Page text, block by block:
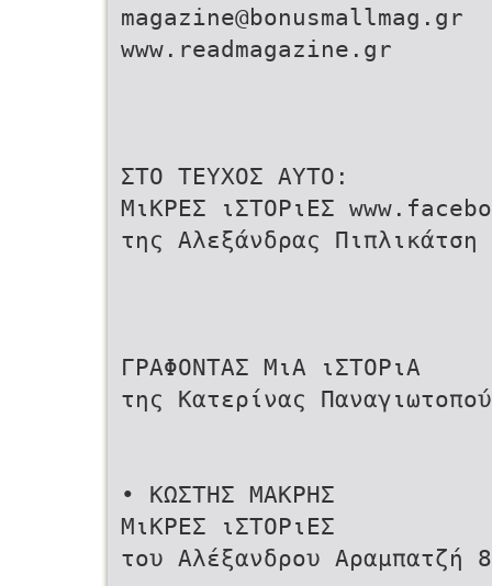
magazine@bonusmallmag.gr
www.readmagazine.gr
ΣΤΟ ΤΕΥΧΟΣ ΑΥΤΟ:
ΜιΚΡΕΣ ιΣΤΟΡιΕΣ
της Αλεξάνδρας
ΓΡΑΦΟΝΤΑΣ ΜιΑ ιΣΤΟΡιΑ
της Κατερίνας
• ΚΩΣΤΗΣ ΜΑΚΡΗΣ
ΜιΚΡΕΣ ιΣΤΟΡιΕΣ
του Αλέξανδρου Αραμπατζή